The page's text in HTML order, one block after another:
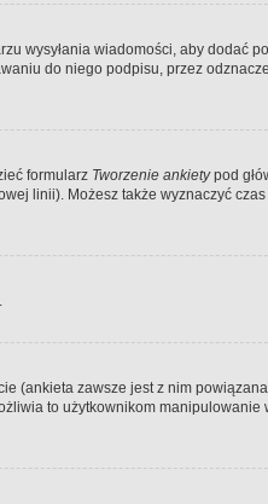
wysyłania wiadomości, aby dodać
do niego podpisu, przez
formularz Tworzenie ankietypod
linii). Możesz także wyznaczyć
(ankieta zawsze jest z nim
to użytkownikom